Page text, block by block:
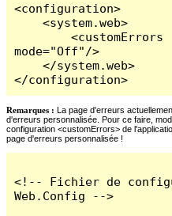
<configuration>
    <system.web>
        <customErrors
mode="Off"/>
    </system.web>
</configuration>
Remarques : La page d'erreurs
d'erreurs personnalisée. Pour ce faire,
configuration <customErrors> de
page d'erreurs personnalisée !
<!-- Fichier de
Web.Config -->